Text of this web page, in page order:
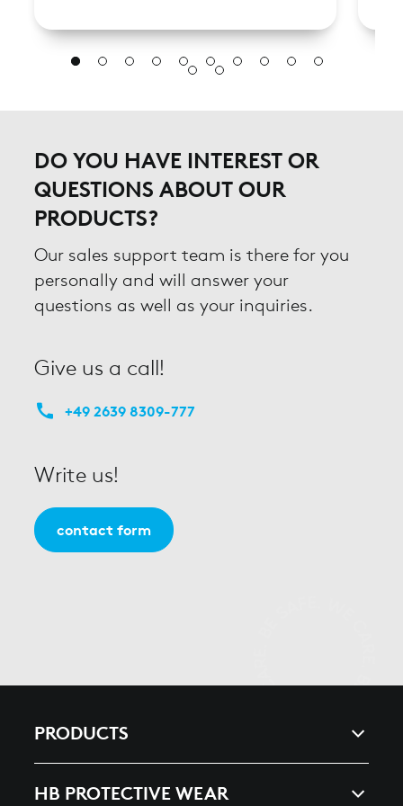
DO YOU HAVE INTEREST OR
QUESTIONS ABOUT OUR
PRODUCTS?
Our sales support team is there for you
personally and will answer your
questions as well as your inquiries.
Give us a call!
+49 2639 8309-777
Write us!
contact form
PRODUCTS
HB PROTECTIVE WEAR